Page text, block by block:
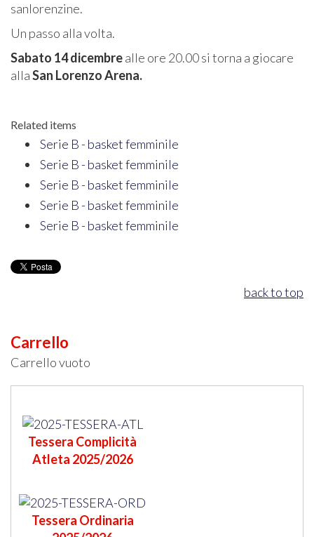
sanlorenzine.
Un passo alla volta.
Sabato 14 dicembrealle ore 20.00 si torna a giocare
allaSan Lorenzo Arena.
Related items
Serie B - basket femminile
Serie B - basket femminile
Serie B - basket femminile
Serie B - basket femminile
Serie B - basket femminile
back to top
Carrello
Carrello vuoto
Tessera Complicità
Atleta 2025/2026
Tessera Ordinaria